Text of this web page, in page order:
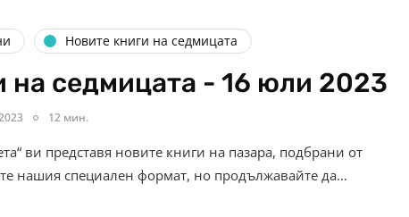
Новите книги на седмицата
на седмицата - 16 юли 2023
12 мин.
ви представя новите книги на пазара, подбрани от
нашия специален формат, но продължавайте да…